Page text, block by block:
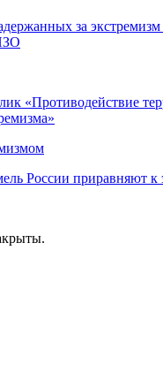
за экстремизм
«Противодействие
России приравняют к